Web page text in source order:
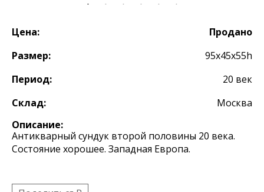
Цена:
Продано
Размер:
95х45х55h
Период:
20 век
Склад:
Москва
Описание:
Антикварный сундук второй половины 20 века.
Состояние хорошее. Западная Европа.